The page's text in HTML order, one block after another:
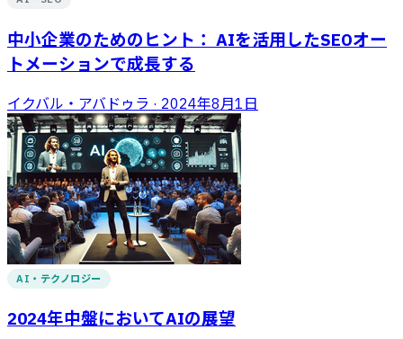
中小企業のためのヒント： AIを活用したSEOオー
トメーションで成長する
イクバル・アバドゥラ · 2024年8月1日
AI・テクノロジー
2024年中盤においてAIの展望